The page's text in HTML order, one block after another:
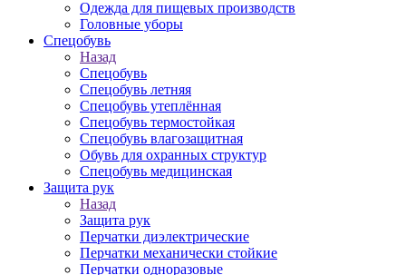
Одежда для пищевых производств
Головные уборы
Спецобувь
Назад
Спецобувь
Спецобувь летняя
Спецобувь утеплённая
Спецобувь термостойкая
Спецобувь влагозащитная
Обувь для охранных структур
Спецобувь медицинская
Защита рук
Назад
Защита рук
Перчатки диэлектрические
Перчатки механически стойкие
Перчатки одноразовые